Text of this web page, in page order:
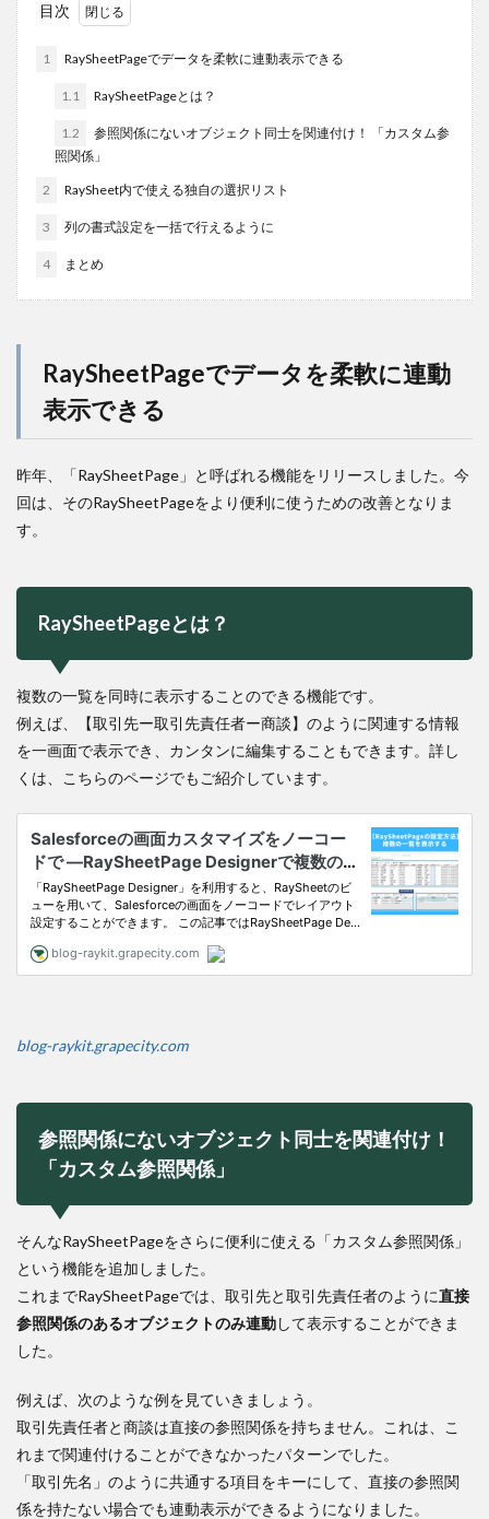
目次
1 RaySheetPageでデータを柔軟に連動表示できる
1.1 RaySheetPageとは？
1.2
参照関係にないオブジェクト同士を関連付け！ 「カスタム参
照関係」
2 RaySheet内で使える独自の選択リスト
3 列の書式設定を一括で行えるように
4 まとめ
RaySheetPageでデータを柔軟に連動
表示できる
昨年、「RaySheetPage」と呼ばれる機能をリリースしました。今
回は、そのRaySheetPageをより便利に使うための改善となりま
す。
RaySheetPageとは？
複数の一覧を同時に表示することのできる機能です。
例えば、【取引先ー取引先責任者ー商談】のように関連する情報
を一画面で表示でき、カンタンに編集することもできます。詳し
くは、こちらのページでもご紹介しています。
blog-raykit.grapecity.com
参照関係にないオブジェクト同士を関連付け！
「カスタム参照関係」
そんなRaySheetPageをさらに便利に使える「カスタム参照関係」
という機能を追加しました。
これまでRaySheetPageでは、取引先と取引先責任者のように直接
参照関係のあるオブジェクトのみ連動して表示することができま
した。
例えば、次のような例を見ていきましょう。
取引先責任者と商談は直接の参照関係を持ちません。これは、こ
れまで関連付けることができなかったパターンでした。
「取引先名」のように共通する項目をキーにして、直接の参照関
係を持たない場合でも連動表示ができるようになりました。